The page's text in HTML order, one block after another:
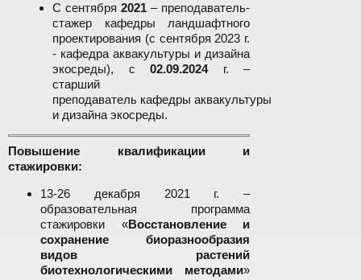
С сентября 2021 – преподаватель-
стажер кафедры ландшафтного
проектирования (с сентября 2023 г.
- кафедра аквакультуры и дизайна
экосреды), с 02.09.2024г. –
старший
преподаватель кафедры аквакультуры
и дизайна экосреды.
Повышение квалификации и
стажировки:
13-26 декабря 2021 г. –
образовательная программа
стажировки «Восстановление и
сохранение биоразнообразия
видов растений
биотехнологическими методами»